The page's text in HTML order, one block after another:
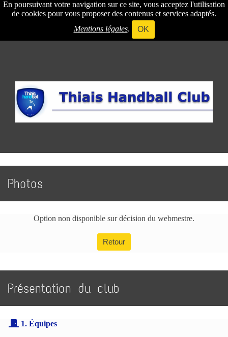
En poursuivant votre navigation sur ce site, vous acceptez l'utilisation
de cookies pour vous proposer des contenus et services adaptés.
Mentions légales. OK
Photos
Option non disponible sur décision du webmestre.
Retour
Présentation du club
1. Équipes